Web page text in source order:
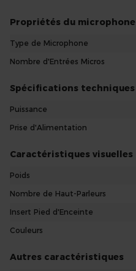
Propriétés du microphone
Type de Microphone
Nombre d'Entrées Micros
Spécifications techniques
Puissance
Prise d'Alimentation
Caractéristiques visuelles
Poids
Nombre de Haut-Parleurs
Insert Pied d'Enceinte
Couleurs
Autres caractéristiques